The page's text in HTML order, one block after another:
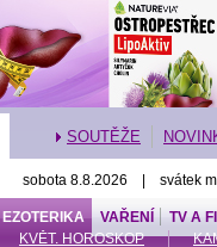
SOUTĚŽE
sobota 8.8.2026 | svátek
EZOTERIKA
KVĚT. HOROSKOP
VAŘENÍ TV A